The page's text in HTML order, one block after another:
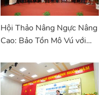
Hội Thảo Nâng Ngực Nâng
Cao: Bảo Tồn Mô Vú với
Ergonomix2